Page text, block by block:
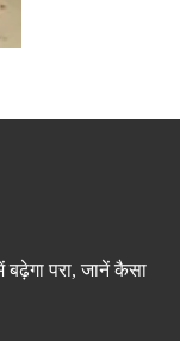
परा, जानें कैसा